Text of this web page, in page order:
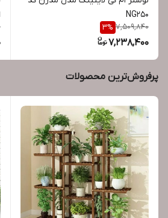
NG250
7,509,840
3%
7,238,400
پرفروش‌ترین محصولات